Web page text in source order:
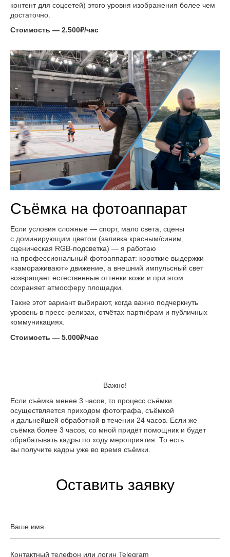
контент для соцсетей) этого уровня изображения более чем
достаточно.
Стоимость — 2.500₽/час
Съёмка на фотоаппарат
Если условия сложные — спорт, мало света, сцены
с доминирующим цветом (заливка красным/синим,
сценическая RGB-подсветка) — я работаю
на профессиональный фотоаппарат: короткие выдержки
«замораживают» движение, а внешний импульсный свет
возвращает естественные оттенки кожи и при этом
сохраняет атмосферу площадки.
Также этот вариант выбирают, когда важно подчеркнуть
уровень в пресс-релизах, отчётах партнёрам и публичных
коммуникациях.
Стоимость — 5.000₽/час
Важно!
Если съёмка менее 3 часов, то процесс съёмки
осуществляется приходом фотографа, съёмкой
и дальнейшей обработкой в течении 24 часов. Если же
съёмка более 3 часов, со мной придёт помощник и будет
обрабатывать кадры по ходу мероприятия. То есть
вы получите кадры уже во время съёмки.
Оставить заявку